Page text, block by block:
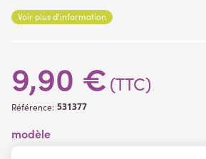
Voir plus d'information
9,90 € (TTC)
Référence: 531377
modèle